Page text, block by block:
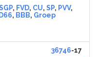
, FVD, CU, SP, PVV,
D66, BBB, Groep
36746-17